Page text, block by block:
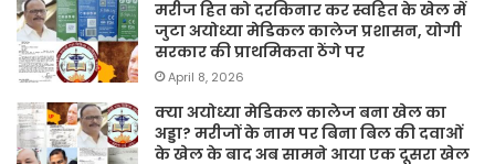
मरीज हित को दरकिनार कर स्वहित के खेल में
जुटा अयोध्या मेडिकल कालेज प्रशासन, योगी
सरकार की प्राथमिकता ठेंगे पर
April 8, 2026
क्या अयोध्या मेडिकल कालेज बना खेल का
अड्डा? मरीजों के नाम पर बिना बिल की दवाओं
के खेल के बाद अब सामने आया एक दूसरा खेल